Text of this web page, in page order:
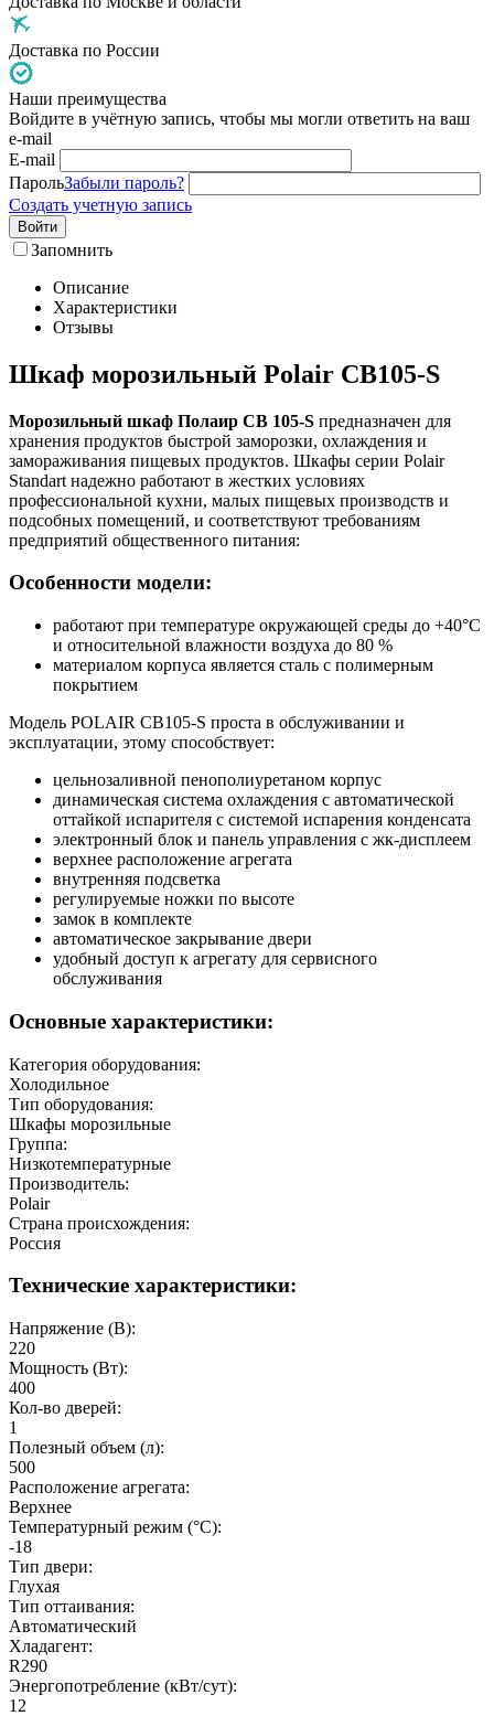
Доставка по России
Наши преимущества
Войдите в учётную запись, чтобы мы могли ответить на ваш
e-mail
E-mail
ПарольЗабыли пароль?
Создать учетную запись
Войти
Запомнить
Описание
Характеристики
Отзывы
Шкаф морозильный Polair CB105-S
Морозильный шкаф Полаир CB 105-S предназначен для
хранения продуктов быстрой заморозки, охлаждения и
замораживания пищевых продуктов. Шкафы серии Polair
Standart надежно работают в жестких условиях
профессиональной кухни, малых пищевых производств и
подсобных помещений, и соответствуют требованиям
предприятий общественного питания:
Особенности модели:
работают при температуре окружающей среды до +40°С
и относительной влажности воздуха до 80 %
материалом корпуса является сталь с полимерным
покрытием
Модель POLAIR CB105-S проста в обслуживании и
эксплуатации, этому способствует:
цельнозаливной пенополиуретаном корпус
динамическая система охлаждения с автоматической
оттайкой испарителя с системой испарения конденсата
электронный блок и панель управления с жк-дисплеем
верхнее расположение агрегата
внутренняя подсветка
регулируемые ножки по высоте
замок в комплекте
автоматическое закрывание двери
удобный доступ к агрегату для сервисного
обслуживания
Основные характеристики:
Категория оборудования:
Холодильное
Тип оборудования:
Шкафы морозильные
Группа:
Низкотемпературные
Производитель:
Polair
Страна происхождения:
Россия
Технические характеристики:
Напряжение (В):
220
Мощность (Вт):
400
Кол-во дверей:
1
Полезный объeм (л):
500
Расположение агрегата:
Верхнее
Температурный режим (°C):
-18
Тип двери:
Глухая
Тип оттаивания:
Автоматический
Хладагент:
R290
Энергопотребление (кВт/сут):
12